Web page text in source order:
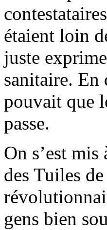
étaient loin
juste
sanitaire. En
pouvait que
passe.
On s’est
des Tuiles
gens bien